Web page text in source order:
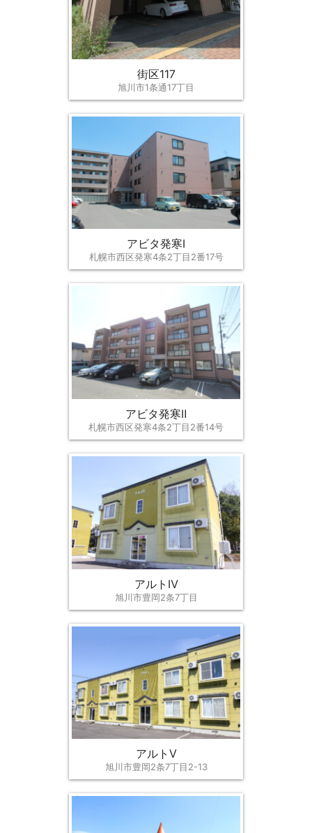
街区117
旭川市1条通17丁目
アビタ発寒Ⅰ
札幌市西区発寒4条2丁目2番17号
アビタ発寒Ⅱ
札幌市西区発寒4条2丁目2番14号
アルトⅣ
旭川市豊岡2条7丁目
アルトⅤ
旭川市豊岡2条7丁目2-13